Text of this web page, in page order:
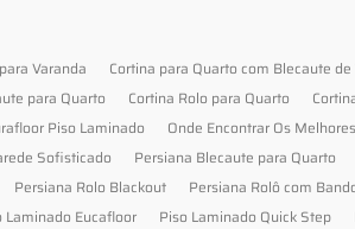
Varanda
Cortina para Quarto com Blecaute de
para Quarto Cortina Rolo para Quarto
Piso Laminado
Onde Encontrar Os
Sofisticado Persiana Blecaute para Quarto
Persiana Rolo Blackout Persiana Rolô com
Laminado Eucafloor Piso Laminado Quick Step